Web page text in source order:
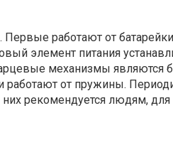
работают от
элемент питания
механизмы являются
от пружины.
них рекомендуется людям,